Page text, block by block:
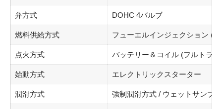
弁方式 DOHC 4バルブ
燃料供給方式 フューエルインジェクション
点火方式 バッテリー＆コイル (フルトラ
始動方式 エレクトリックスターター
潤滑方式 強制潤滑方式 / ウェットサンプ